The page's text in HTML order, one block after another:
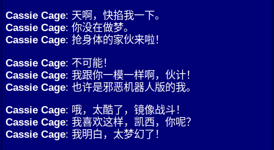
Cassie Cage: 天啊，快掐我一下。
Cassie Cage: 你没在做梦。
Cassie Cage: 抢身体的家伙来啦！
Cassie Cage: 不可能！
Cassie Cage: 我跟你一模一样啊，伙计！
Cassie Cage: 也许是邪恶机器人版的我。
Cassie Cage: 哦，太酷了，镜像战斗！
Cassie Cage: 我喜欢这样，凯西，你呢？
Cassie Cage: 我明白，太梦幻了！